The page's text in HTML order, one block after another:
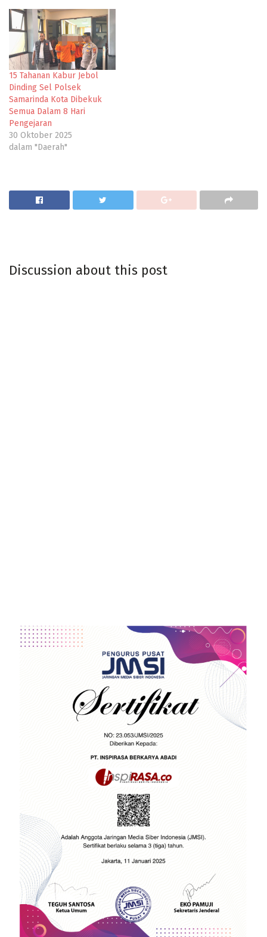
15 Tahanan Kabur Jebol
Dinding Sel Polsek
Samarinda Kota Dibekuk
Semua Dalam 8 Hari
Pengejaran
30 Oktober 2025
dalam "Daerah"
Discussion about this post